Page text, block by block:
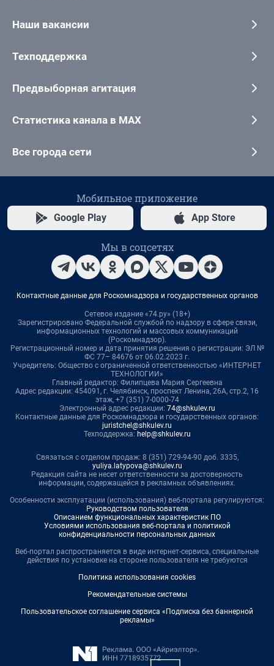
Наши вакансии
Техподдержка
Предвыборная агитация
Статистика канала в MAX
Все города сети
Мобильное приложение
Google Play App Store
Мы в соцсетях
Контактные данные для Роскомнадзора и государственных органов
Сетевое издание «74.ру» (18+)
Зарегистрировано Федеральной службой по надзору в сфере связи,
информационных технологий и массовых коммуникаций
(Роскомнадзор).
Регистрационный номер и дата принятия решения о регистрации: ЭЛ №
ФС 77– 84676 от 06.02.2023 г.
Учредитель: Общество с ограниченной ответственностью «ИНТЕРНЕТ
ТЕХНОЛОГИИ»
Главный редактор: Филипцева Мария Сергеевна
Адрес редакции: 454091, г. Челябинск, проспект Ленина, 26А, стр.2, 16
этаж, +7 (351) 7-0000-74
Электронный адрес редакции: 74@shkulev.ru
Контактные данные для Роскомнадзора и государственных органов:
juristchel@shkulev.ru
Техподдержка: help@shkulev.ru
Связаться с отделом продаж: 8 (351) 729-94-90 доб. 3335,
yuliya.latypova@shkulev.ru
Редакция сайта не несет ответственности за достоверность
информации, содержащейся в рекламных объявлениях.
Особенности эксплуатации (использования) веб-портала регулируются:
Руководством пользователя
Описанием функциональных характеристик ПО
Условиями использования веб-портала и политикой
конфиденциальности персональных данных
Веб-портал распространяется в виде интернет-сервиса, специальные
действия по установке на стороне пользователя не требуются
Политика использования cookies
Рекомендательные системы
Пользовательское соглашение сервиса «Подписка без баннерной
рекламы»